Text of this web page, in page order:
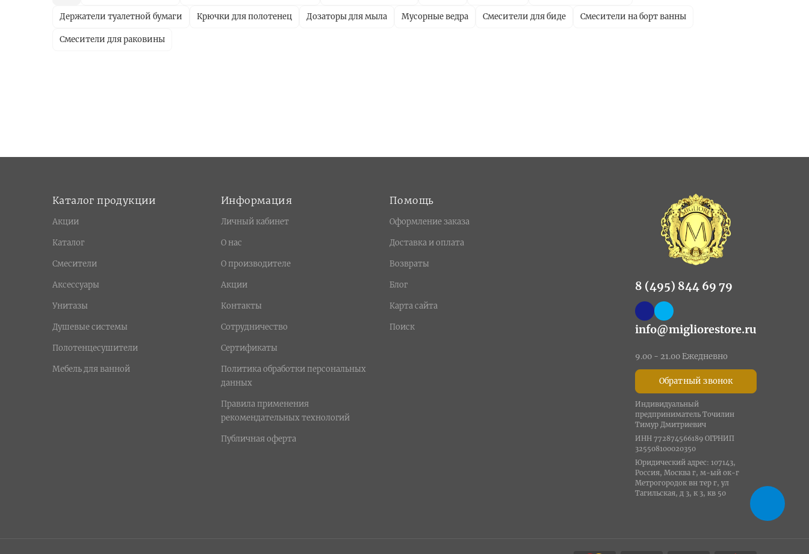
Держатели туалетной бумаги Крючки для полотенец Дозаторы для мыла Мусорные ведра Смесители для биде Смесители на борт ванны
Смесители для раковины
Каталог продукции
Акции
Каталог
Смесители
Аксессуары
Унитазы
Душевые системы
Полотенцесушители
Мебель для ванной
Информация
Личный кабинет
О нас
О производителе
Акции
Контакты
Сотрудничество
Сертификаты
Политика обработки персональных
данных
Правила применения
рекомендательных технологий
Публичная оферта
Помощь
Оформление заказа
Доставка и оплата
Возвраты
Блог
Карта сайта
Поиск
8 (495) 844 69 79
info@migliorestore.ru
9.00 - 21.00 Ежедневно
Обратный звонок
Индивидуальный
предприниматель Точилин
Тимур Дмитриевич
ИНН 772874566189 ОГРНИП
325508100020350
Юридический адрес: 107143,
Россия, Москва г, м-ый ок-г
Метрогородок вн тер г, ул
Тагильская, д 3, к 3, кв 50